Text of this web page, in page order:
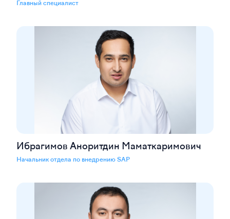
Главный специалист
Ибрагимов Аноритдин Маматкаримович
Начальник отдела по внедрению SAP